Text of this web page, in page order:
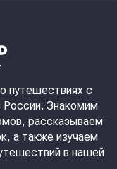
путешествиях с
России. Знакомим
рассказываем
а также изучаем
в нашей